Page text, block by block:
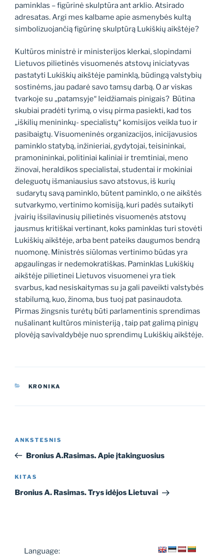
paminklas – figūrinė skulptūra ant arklio. Atsirado
adresatas. Argi mes kalbame apie asmenybės kultą
simbolizuojančią figūrinę skulptūrą Lukiškių aikštėje?
Kultūros ministrė ir ministerijos klerkai, slopindami
Lietuvos pilietinės visuomenės atstovų iniciatyvas
pastatyti Lukiškių aikštėje paminklą, būdingą valstybių
sostinėms, jau padarė savo tamsų darbą. O ar viskas
tvarkoje su „patamsyje“ leidžiamais pinigais? Būtina
skubiai pradėti tyrimą, o visų pirma pasiekti, kad tos
„iškilių menininkų- specialistų“ komisijos veikla tuo ir
pasibaigtų. Visuomeninės organizacijos, inicijavusios
paminklo statybą, inžinieriai, gydytojai, teisininkai,
pramonininkai, politiniai kaliniai ir tremtiniai, meno
žinovai, heraldikos specialistai, studentai ir mokiniai
deleguotų išmaniausius savo atstovus, iš kurių
sudarytų savą paminklo, būtent paminklo, o ne aikštės
sutvarkymo, vertinimo komisiją, kuri padės sutaikyti
įvairių išsilavinusių pilietinės visuomenės atstovų
jausmus kritiškai vertinant, koks paminklas turi stovėti
Lukiškių aikštėje, arba bent pateiks daugumos bendrą
nuomonę. Ministrės siūlomas vertinimo būdas yra
apgaulingas ir nedemokratiškas. Paminklas Lukiškių
aikštėje pilietinei Lietuvos visuomenei yra tiek
svarbus, kad nesiskaitymas su ja gali paveikti valstybės
stabilumą, kuo, žinoma, bus tuoj pat pasinaudota.
Pirmas žingsnis turėtų būti parlamentinis sprendimas
nušalinant kultūros ministeriją , taip pat galimą pinigų
plovėją savivaldybėje nuo sprendimų Lukiškių aikštėje.
KATEGORIJOS
KRONIKA
įrašų
Ankstesnis
įrašas
ANKSTESNIS
Bronius A.Rasimas. Apie įtakinguosius
Kitas
įrašas
KITAS
Bronius A. Rasimas. Trys idėjos Lietuvai
Language: